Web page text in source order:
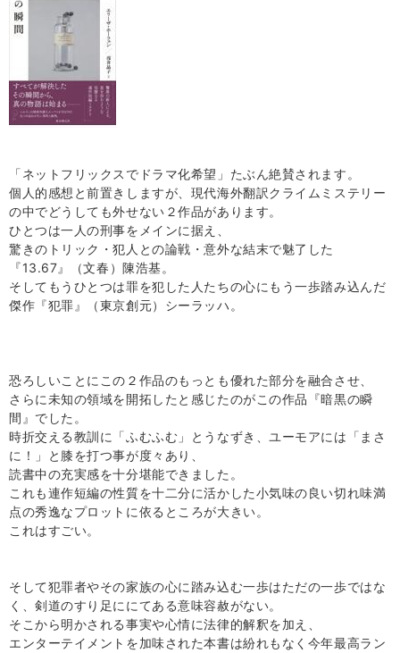
「ネットフリックスでドラマ化希望」たぶん絶賛されます。
個人的感想と前置きしますが、現代海外翻訳クライムミステリー
の中でどうしても外せない２作品があります。
ひとつは一人の刑事をメインに据え、
驚きのトリック・犯人との論戦・意外な結末で魅了した
『13.67』（文春）陳浩基。
そしてもうひとつは罪を犯した人たちの心にもう一歩踏み込んだ
傑作『犯罪』（東京創元）シーラッハ。
恐ろしいことにこの２作品のもっとも優れた部分を融合させ、
さらに未知の領域を開拓したと感じたのがこの作品『暗黒の瞬
間』でした。
時折交える教訓に「ふむふむ」とうなずき、ユーモアには「まさ
に！」と膝を打つ事が度々あり、
読書中の充実感を十分堪能できました。
これも連作短編の性質を十二分に活かした小気味の良い切れ味満
点の秀逸なプロットに依るところが大きい。
これはすごい。
そして犯罪者やその家族の心に踏み込む一歩はただの一歩ではな
く、剣道のすり足ににてある意味容赦がない。
そこから明かされる事実や心情に法律的解釈を加え、
エンターテイメントを加味された本書は紛れもなく今年最高ラン